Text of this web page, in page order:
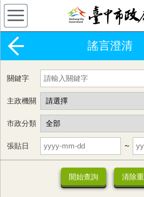
謠言澄清
關鍵字
主政機關
市政分類
張貼日 ~